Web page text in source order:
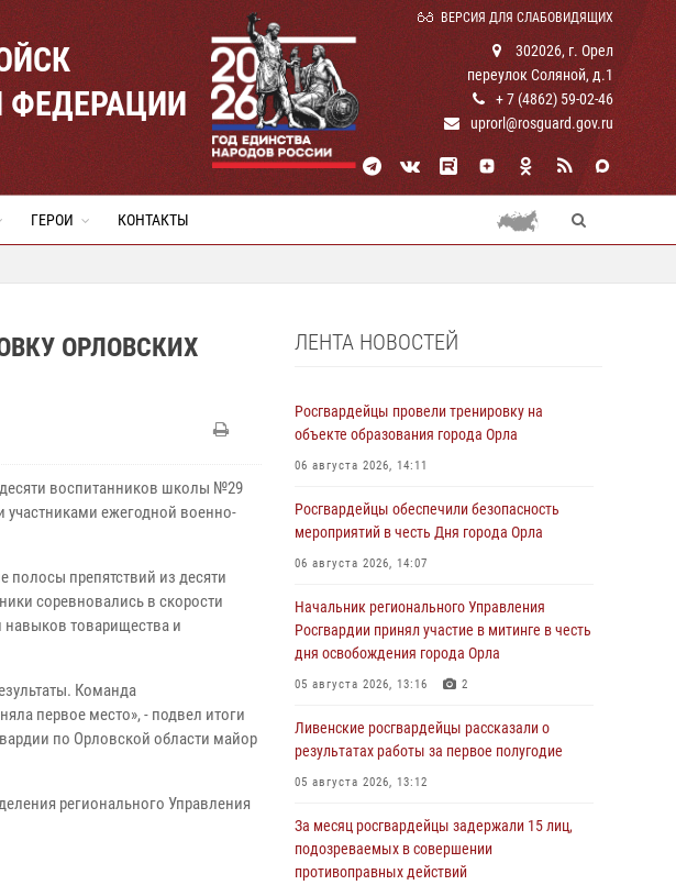
ВЕРСИЯ ДЛЯ СЛАБОВИДЯЩИХ
ФЕДЕРАЦИИ
302026, г. Орел
переулок Соляной, д.1
+ 7 (4862) 59-02-46
uprorl@rosguard.gov.ru
ГЕРОИ КОНТАКТЫ
ОРЛОВСКИХ
воспитанников школы №29
ежегодной военно-
полосы препятствий из десяти
соревновались в скорости
товарищества и
Команда
первое место», - подвел итоги
по Орловской области майор
регионального Управления
ЛЕНТА НОВОСТЕЙ
Росгвардейцы провели тренировку на
объекте образования города Орла
06 августа 2026, 14:11
Росгвардейцы обеспечили безопасность
мероприятий в честь Дня города Орла
06 августа 2026, 14:07
Начальник регионального Управления
Росгвардии принял участие в митинге в честь
дня освобождения города Орла
05 августа 2026, 13:16 2
Ливенские росгвардейцы рассказали о
результатах работы за первое полугодие
05 августа 2026, 13:12
За месяц росгвардейцы задержали 15 лиц,
подозреваемых в совершении
противоправных действий